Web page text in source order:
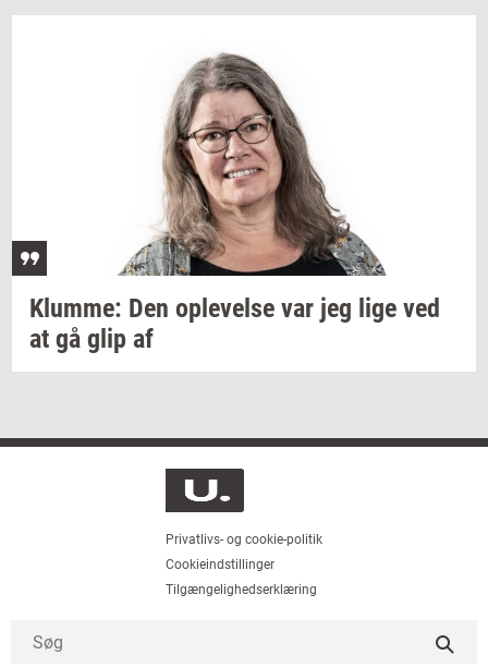
Klum­me: Den op­le­vel­se var jeg lige ved
at gå glip af
Privatlivs- og cookie-politik
Cookieindstillinger
Tilgængelighedserklæring